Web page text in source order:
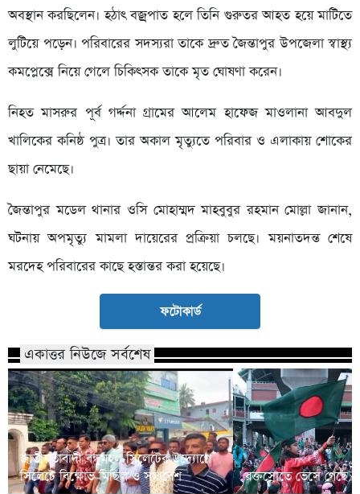
অবস্থান করছিলেন। হঠাৎ বজ্রপাত হলে তিনি গুরুতর আহত হয়ে মাটিতে
লুটিয়ে পড়েন। পরিবারের সদস্যরা তাকে দ্রুত জৈন্তাপুর উপজেলা স্বাস্থ্য
কমপ্লেক্সে নিয়ে গেলে চিকিৎসক তাকে মৃত ঘোষণা করেন।
নিহত মাসরুর পূর্ব গর্দ্দনা গ্রামের আলেম হাফেজ মাওলানা আবদুল
খালিকের কনিষ্ঠ পুত্র। তার অকাল মৃত্যুতে পরিবার ও এলাকায় শোকের
ছায়া নেমেছে।
জৈন্তাপুর মডেল থানার ওসি মোহাম্মদ মাহবুবুর রহমান মোল্লা জানান,
ঘটনায় অপমৃত্যু মামলা দায়েরের প্রক্রিয়া চলছে। ময়নাতদন্ত শেষে
মরদেহ পরিবারের কাছে হস্তান্তর করা হয়েছে।
ফটোকার্ড
একাত্তর নিউজে সর্বশেষ
জাতীয়তাবাদী বন্ধুমহল সিলেটের উদ্যোগে
সিলেটে বিক্ষোভ মিছিল ও সমাবেশ
রক্তস্রোতে ভেসে গেছে